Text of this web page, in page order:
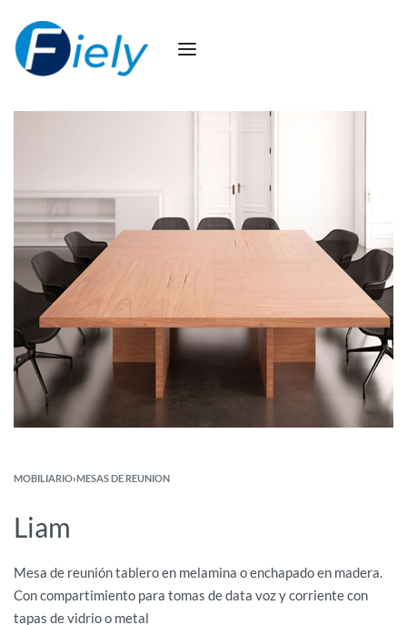
MOBILIARIO›MESAS DE REUNION
Liam
Mesa de reunión tablero en melamina o enchapado en madera.
Con compartimiento para tomas de data voz y corriente con
tapas de vidrio o metal